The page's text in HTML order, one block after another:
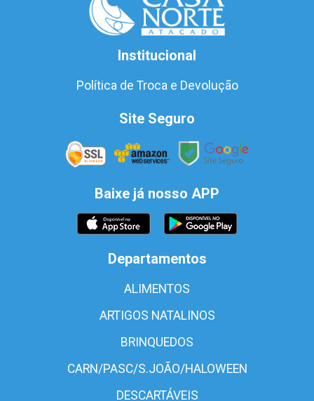
Institucional
Política de Troca e Devolução
Site Seguro
Baixe já nosso APP
Departamentos
ALIMENTOS
ARTIGOS NATALINOS
BRINQUEDOS
CARN/PASC/S.JOÃO/HALOWEEN
DESCARTÁVEIS